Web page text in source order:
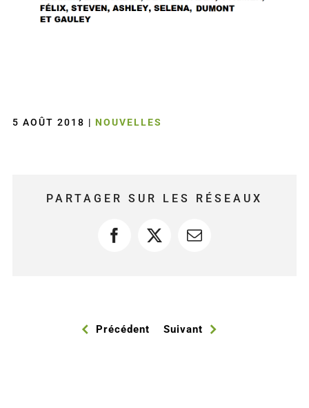
5 AOÛT 2018 | NOUVELLES
PARTAGER SUR LES RÉSEAUX
Facebook
X Courriel
Précédent Suivant